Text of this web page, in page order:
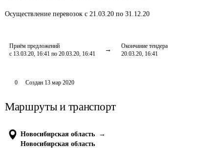
Осуществление перевозок с 21.03.20 по 31.12.20
Приём предложений
с 13.03.20, 16:41 по 20.03.20, 16:41
Окончание тендера
20.03.20, 16:41
0 Создан 13 мар 2020
Маршруты и транспорт
Новосибирская область
→
Новосибирская область